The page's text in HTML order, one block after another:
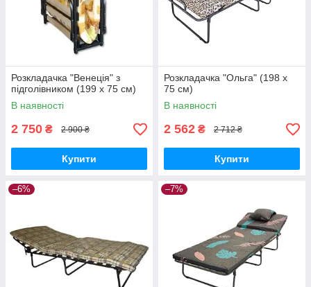
Розкладачка "Венеція" з
підголівником (199 х 75 см)
В наявності
2 750 ₴ 2 900 ₴
Купити
Розкладачка "Ольга" (198 х
75 см)
В наявності
2 562 ₴ 2 712 ₴
Купити
–6% –7%